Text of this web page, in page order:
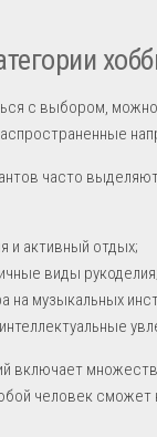
с выбором,
часто
и активный отдых;
виды рукоделия;
на музыкальных
включает
человек сможет